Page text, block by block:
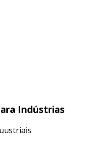
Indústrias